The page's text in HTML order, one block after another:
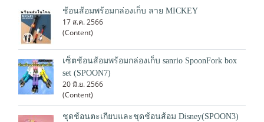
ช้อนส้อมพร้อมกล่องเก็บ ลาย MICKEY
17 ส.ค. 2566
(Content)
เซ็ตช้อนส้อมพร้อมกล่องเก็บ sanrio SpoonFork box
set (SPOON7)
20 มิ.ย. 2566
(Content)
ชุดช้อนตะเกียบและชุดช้อนส้อม Disney(SPOON3)